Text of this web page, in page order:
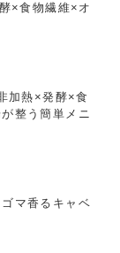
×食物繊維×オ
加熱×発酵×食
整う簡単メニ
マ香るキャベ